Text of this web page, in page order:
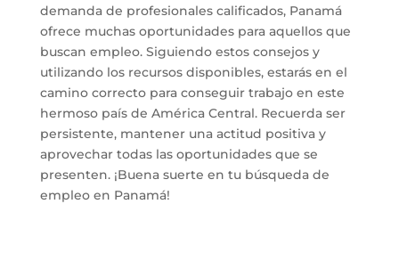
demanda de profesionales calificados, Panamá
ofrece muchas oportunidades para aquellos que
buscan empleo. Siguiendo estos consejos y
utilizando los recursos disponibles, estarás en el
camino correcto para conseguir trabajo en este
hermoso país de América Central. Recuerda ser
persistente, mantener una actitud positiva y
aprovechar todas las oportunidades que se
presenten. ¡Buena suerte en tu búsqueda de
empleo en Panamá!